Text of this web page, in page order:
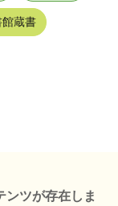
館蔵書
ンツが存在しま